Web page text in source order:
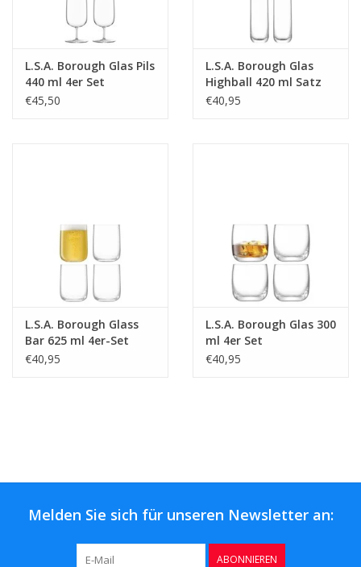
L.S.A. Borough Glas Pils
440 ml 4er Set
€45,50
L.S.A. Borough Glas
Highball 420 ml Satz
von 4 Stücken
€40,95
L.S.A. Borough Glass
Bar 625 ml 4er-Set
€40,95
L.S.A. Borough Glas 300
ml 4er Set
€40,95
Melden Sie sich für unseren Newsletter an:
ABONNIEREN